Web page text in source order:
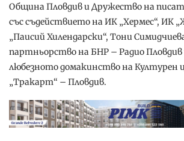
Община Пловдив и Дружество на
със съдействието на ИК „Хермес“, ИК
„Паисий Хилендарски“, Тони
партньорство на БНР – Радио Пловдив
любезното домакинство на Културен
„Тракарт“ – Пловдив.